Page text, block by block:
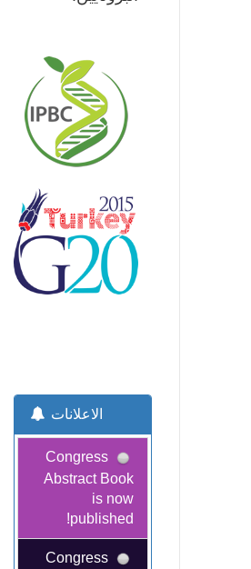
الاعلانات
Congress
Abstract Book
is now
published!
Congress